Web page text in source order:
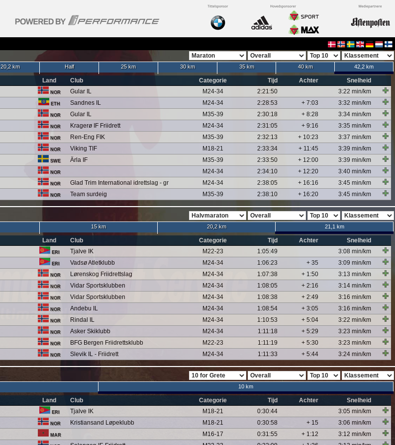
20,2 km Half 25 km 30 km 35 km 40 km 42,2 km
Land Club Categorie Tijd Achter
Snelheid
NOR Gular IL M24-34 2:21:50
3:22 min/km
ETH Sandnes IL M24-34 2:28:53 + 7:03
3:32 min/km
NOR Gular IL M35-39 2:30:18 + 8:28
3:34 min/km
NOR Kragerø IF Friidrett M24-34 2:31:05 + 9:16
3:35 min/km
NOR Ren-Eng FIK M35-39 2:32:13 + 10:23
3:37 min/km
NOR Viking TIF M18-21 2:33:34 + 11:45
3:39 min/km
SWE Ärla IF M35-39 2:33:50 + 12:00
3:39 min/km
NOR M24-34 2:34:10 + 12:20
3:40 min/km
NOR Glad Trim International idrettslag - gr M24-34 2:38:05 + 16:16
3:45 min/km
NOR Team surdeig M35-39 2:38:10 + 16:20 3:45 min/km
15 km 20,2 km 21,1 km
Land Club Categorie Tijd Achter
Snelheid
ERI Tjalve IK M22-23 1:05:49
3:08 min/km
ERI Vadsø Atletklubb M24-34 1:06:23 + 35
3:09 min/km
NOR Lørenskog Friidrettslag M24-34 1:07:38 + 1:50
3:13 min/km
NOR Vidar Sportsklubben M24-34 1:08:05 + 2:16
3:14 min/km
NOR Vidar Sportsklubben M24-34 1:08:38 + 2:49
3:16 min/km
NOR Andebu IL M24-34 1:08:54 + 3:05
3:16 min/km
NOR Rindal IL M24-34 1:10:53 + 5:04
3:22 min/km
NOR Asker Skiklubb M24-34 1:11:18 + 5:29
3:23 min/km
NOR BFG Bergen Friidrettsklubb M22-23 1:11:19 + 5:30
3:23 min/km
NOR Slevik IL - Friidrett M24-34 1:11:33 + 5:44 3:24 min/km
10 km
Land Club Categorie Tijd Achter
Snelheid
ERI Tjalve IK M18-21 0:30:44
3:05 min/km
NOR Kristiansand Løpeklubb M18-21 0:30:58 + 15
3:06 min/km
MAR M16-17 0:31:55 + 1:12
3:12 min/km